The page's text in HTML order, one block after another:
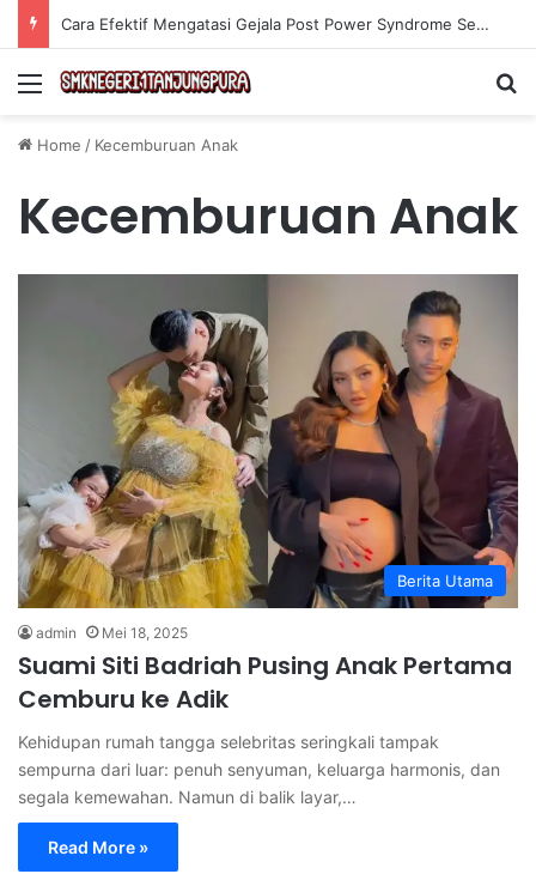
Cara Efektif Mengatasi Gejala Post Power Syndrome Setelah Pensiun Kerja
Menu
Home / Kecemburuan Anak
Kecemburuan Anak
Berita Utama
admin Mei 18, 2025
Suami Siti Badriah Pusing Anak Pertama
Cemburu ke Adik
Kehidupan rumah tangga selebritas seringkali tampak
sempurna dari luar: penuh senyuman, keluarga harmonis, dan
segala kemewahan. Namun di balik layar,…
Read More »